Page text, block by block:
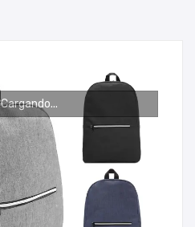
Cargando...